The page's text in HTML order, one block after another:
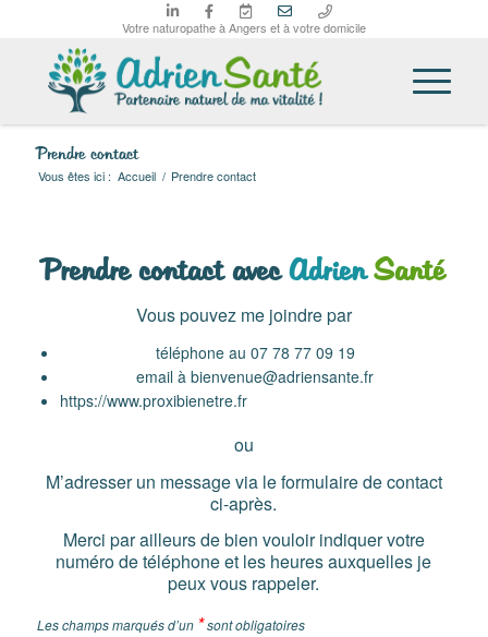
Votre naturopathe à Angers et à votre domicile
Prendre contact
Vous êtes ici : Accueil / Prendre contact
Prendre contact avecAdrien Santé
Vous pouvez me joindre par
téléphone au 07 78 77 09 19
email à bienvenue@adriensante.fr
https://www.proxibienetre.fr
ou
M’adresser un message via le formulaire de contact
ci-après.
Merci par ailleurs de bien vouloir indiquer votre
numéro de téléphone et les heures auxquelles je
peux vous rappeler.
Les champs marqués d’un *sont obligatoires